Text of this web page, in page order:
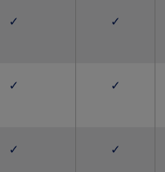
✓ ✓
✓ ✓
✓ ✓